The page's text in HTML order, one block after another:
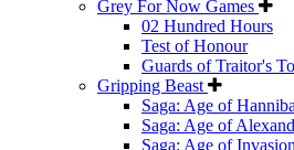
Grey For Now Games
02 Hundred Hours
Test of Honour
Guards of Traitor's
Gripping Beast
Saga: Age of
Saga: Age of
Saga: Age of